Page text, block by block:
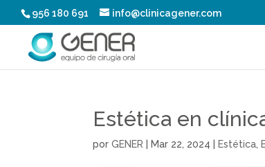
956 180 691 info@clinicagener.com
Estética en
porGENER Mar 22, 2024 Estética,